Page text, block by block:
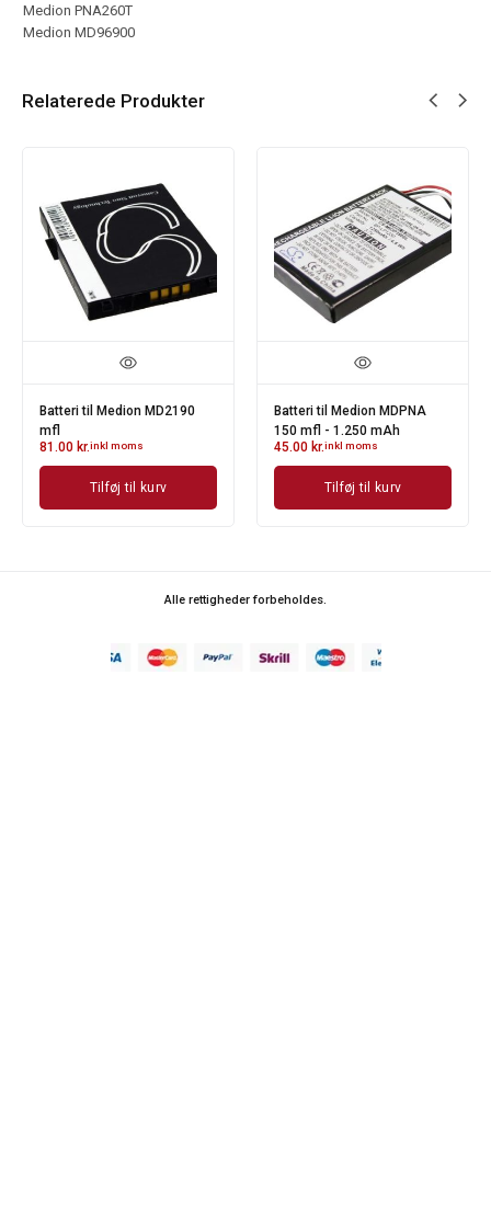
Medion PNA260T
Medion MD96900
Relaterede Produkter
Batteri til Medion MD2190
mfl
81.00 kr.inkl moms
Tilføj til kurv
Batteri til Medion MDPNA
150 mfl - 1.250 mAh
45.00 kr.inkl moms
Tilføj til kurv
Alle rettigheder forbeholdes.